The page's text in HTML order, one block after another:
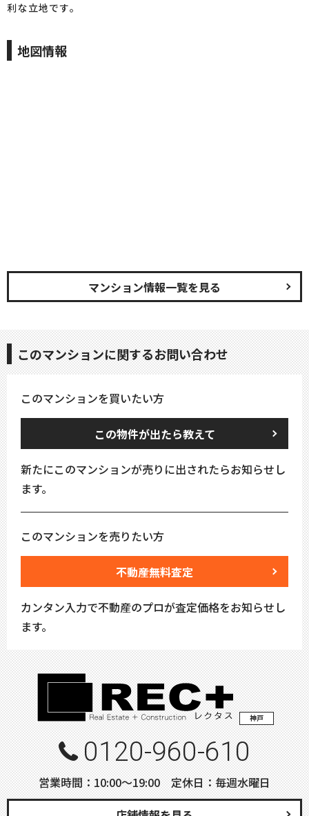
利な立地です。
地図情報
マンション情報一覧を見る
このマンションに関するお問い合わせ
このマンションを買いたい方
この物件が出たら教えて
新たにこのマンションが売りに出されたらお知らせし
ます。
このマンションを売りたい方
不動産無料査定
カンタン入力で不動産のプロが査定価格をお知らせし
ます。
神戸
0120-960-610
営業時間：10:00〜19:00 定休日：毎週水曜日